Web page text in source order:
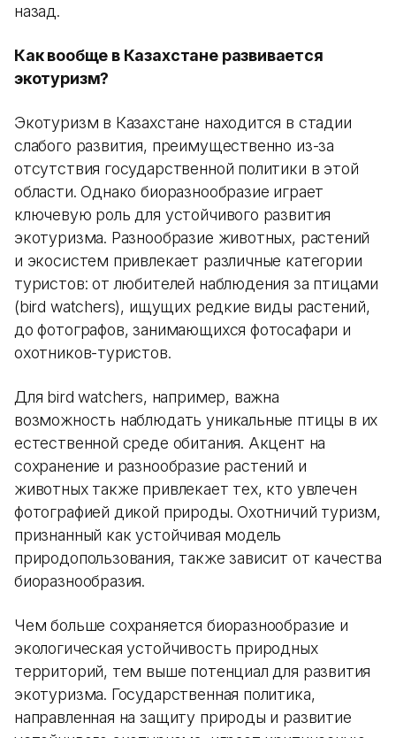
назад.
Как вообще в Казахстане развивается
экотуризм?
Экотуризм в Казахстане находится в стадии
слабого развития, преимущественно из-за
отсутствия государственной политики в этой
области. Однако биоразнообразие играет
ключевую роль для устойчивого развития
экотуризма. Разнообразие животных, растений
и экосистем привлекает различные категории
туристов: от любителей наблюдения за птицами
(bird watchers), ищущих редкие виды растений,
до фотографов, занимающихся фотосафари и
охотников-туристов.
Для bird watchers, например, важна
возможность наблюдать уникальные птицы в их
естественной среде обитания. Акцент на
сохранение и разнообразие растений и
животных также привлекает тех, кто увлечен
фотографией дикой природы. Охотничий туризм,
признанный как устойчивая модель
природопользования, также зависит от качества
биоразнообразия.
Чем больше сохраняется биоразнообразие и
экологическая устойчивость природных
территорий, тем выше потенциал для развития
экотуризма. Государственная политика,
направленная на защиту природы и развитие